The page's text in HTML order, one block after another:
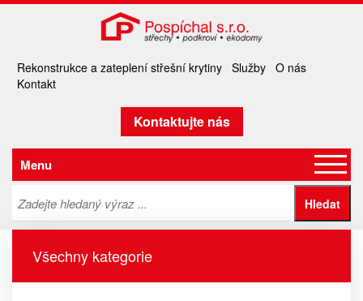
Rekonstrukce a zateplení střešní krytiny Služby O nás
Kontakt
Kontaktujte nás
Menu
Všechny kategorie